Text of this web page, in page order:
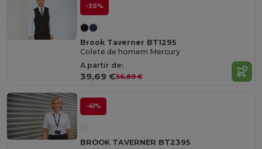
-30%
Brook Taverner BT1295
Colete de homem Mercury
A partir de:
39,69 €56,89 €
-41%
BROOK TAVERNER BT2395